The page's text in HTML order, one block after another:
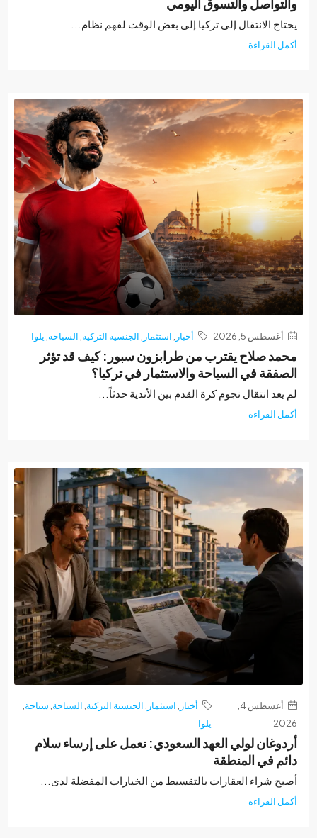
الانتقال إلى تركيا إلى بعض الوقت لفهم نظام...
القراءة
5, 2026 أخبار ,استثمار الجنسية التركية,السياحة يلوا
صلاح يقترب من طرابزون سبور: كيف قد تؤثر
في السياحة والاستثمار في تركيا؟
انتقال نجوم كرة القدم بين الأندية حدثاً...
القراءة
أغسطس 4,
,استثمار الجنسية التركية,السياحة سياحة,
لولي العهد السعودي: نعمل على إرساء سلام
في المنطقة
شراء العقارات بالتقسيط من الخيارات المفضلة لدى...
القراءة